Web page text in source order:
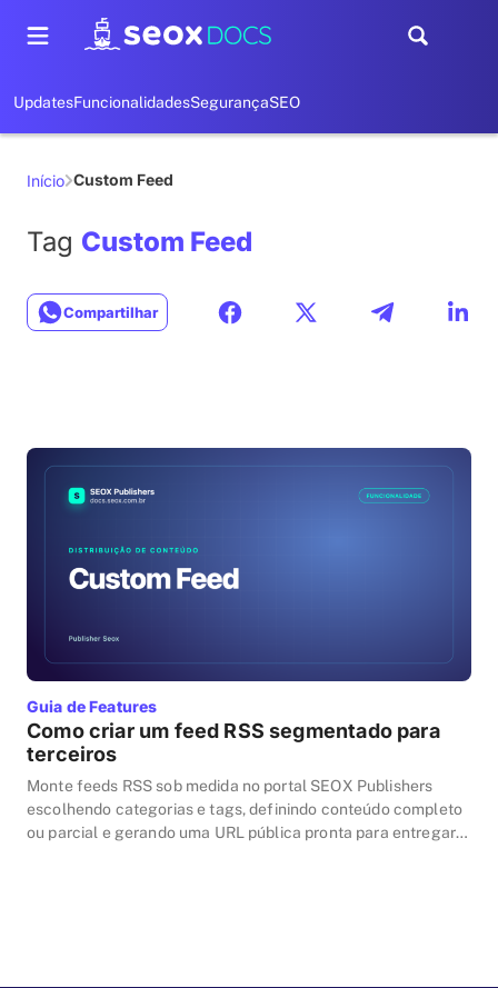
UpdatesFuncionalidadesSegurançaSEO
Início Custom Feed
Tag Custom Feed
Compartilhar
Guia de Features
Como criar um feed RSS segmentado para
terceiros
Monte feeds RSS sob medida no portal SEOX Publishers
escolhendo categorias e tags, definindo conteúdo completo
ou parcial e gerando uma URL pública pronta para entregar a